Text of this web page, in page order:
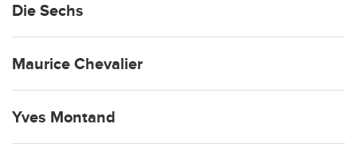
Die Sechs
Maurice Chevalier
Yves Montand